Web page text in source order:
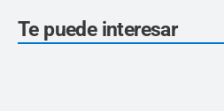
Te puede interesar